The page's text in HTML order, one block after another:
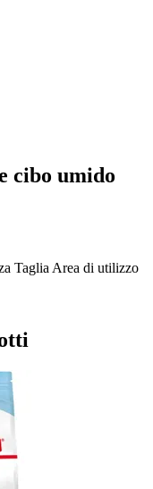
cibo umido
Taglia Area di utilizzo